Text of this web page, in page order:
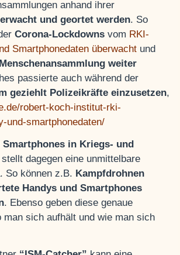
anhand ihrer
und geortet werden. So
Corona-Lockdowns vom RKI-
Smartphonedaten überwacht und
weiter
passierte auch während der
geziehlt Polizeikräfte einzusetzen,
robert-koch-institut-rki-
und-smartphonedaten/
Smartphones in Kriegs- und
stellt dagegen eine unmittelbare
So können z.B. Kampfdrohnen
Handys und Smartphones
. Ebenso geben diese genaue
man sich aufhält und wie man sich